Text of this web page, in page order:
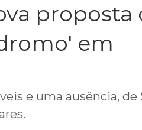
proposta
em
e uma ausência, de